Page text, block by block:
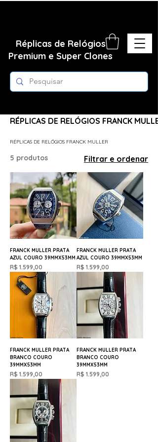
Réplicas de Relógios
Premium e Super Clones
RÉPLICAS DE RELÓGIOS FRANCK
RÉPLICAS DE RELÓGIOS FRANCK MULLER
5 produtos Filtrar e ordenar
FRANCK MULLER PRATA
AZUL COURO 39MMX53MM
Preço
R$ 1.599,00
FRANCK MULLER PRATA
AZUL COURO 39MMX53MM
Preço
R$ 1.599,00
FRANCK MULLER PRATA
BRANCO COURO
39MMX53MM
Preço
R$ 1.599,00
FRANCK MULLER PRATA
BRANCO COURO
39MMX53MM
Preço
R$ 1.599,00